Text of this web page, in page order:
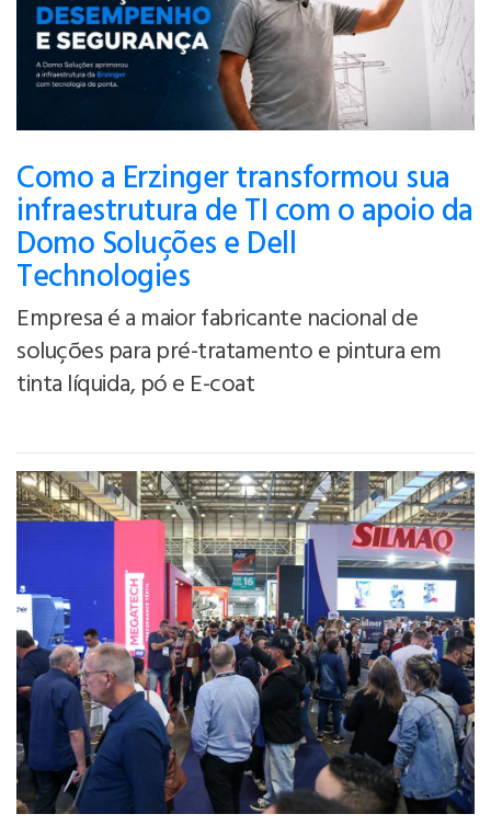
Como a Erzinger transformou sua
infraestrutura de TI com o apoio da
Domo Soluções e Dell
Technologies
Empresa é a maior fabricante nacional de
soluções para pré-tratamento e pintura em
tinta líquida, pó e E-coat